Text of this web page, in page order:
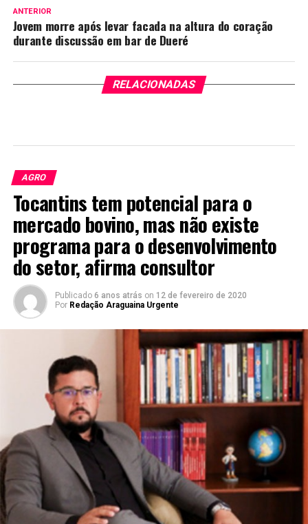
ANTERIOR
Jovem morre após levar facada na altura do coração
durante discussão em bar de Dueré
RELACIONADAS
AGRO
Tocantins tem potencial para o
mercado bovino, mas não existe
programa para o desenvolvimento
do setor, afirma consultor
Publicado 6 anos atrás on 12 de fevereiro de 2020
Por Redação Araguaina Urgente